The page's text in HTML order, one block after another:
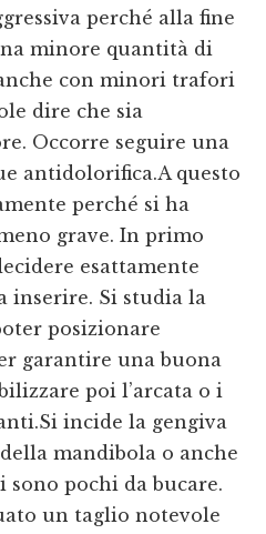
perché alla fine
minore quantità di
con minori trafori
dire che sia
Occorre seguire una
antidolorifica.A questo
perché si ha
grave. In primo
esattamente
inserire. Si studia la
posizionare
garantire una buona
poi l’arcata o i
incide la gengiva
mandibola o anche
sono pochi da bucare.
un taglio notevole